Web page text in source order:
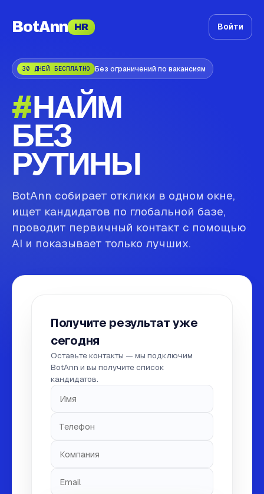
BotAnn HR Войти
30 ДНЕЙ БЕСПЛАТНО Без ограничений по вакансиям
#НАЙМ
БЕЗ
РУТИНЫ
BotAnn собирает отклики в одном окне,
ищет кандидатов по глобальной базе,
проводит первичный контакт с помощью
AI и показывает только лучших.
Получите результат уже
сегодня
Оставьте контакты — мы подключим
BotAnn и вы получите список
кандидатов.